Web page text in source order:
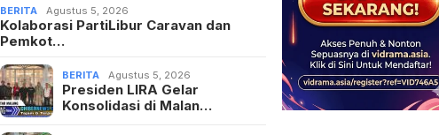
BERITA Agustus 5, 2026
Kolaborasi PartiLibur Caravan dan
Pemkot…
BERITA Agustus 5, 2026
Presiden LIRA Gelar
Konsolidasi di Malan…